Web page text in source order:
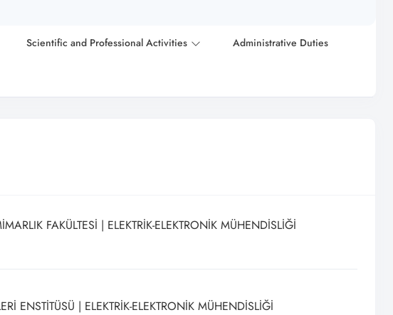
Scientific and Professional Activities Administrative Duties
FAKÜLTESİ | ELEKTRİK-ELEKTRONİK MÜHENDİSLİĞİ
ENSTİTÜSÜ | ELEKTRİK-ELEKTRONİK MÜHENDİSLİĞİ